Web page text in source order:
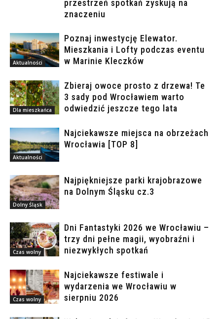
przestrzeń spotkań zyskują na
znaczeniu
Aktualności
Poznaj inwestycję Elewator.
Mieszkania i Lofty podczas eventu
w Marinie Kleczków
Dla mieszkańca
Zbieraj owoce prosto z drzewa! Te
3 sady pod Wrocławiem warto
odwiedzić jeszcze tego lata
Aktualności
Najciekawsze miejsca na obrzeżach
Wrocławia [TOP 8]
Dolny Śląsk
Najpiękniejsze parki krajobrazowe
na Dolnym Śląsku cz.3
Czas wolny
Dni Fantastyki 2026 we Wrocławiu –
trzy dni pełne magii, wyobraźni i
niezwykłych spotkań
Czas wolny
Najciekawsze festiwale i
wydarzenia we Wrocławiu w
sierpniu 2026